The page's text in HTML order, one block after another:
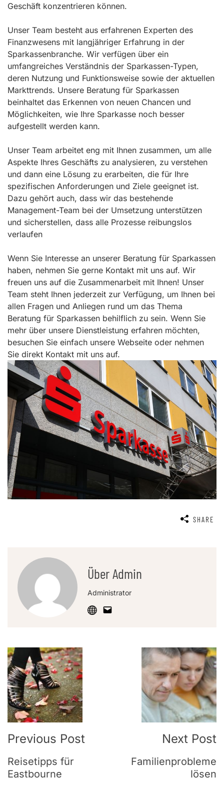
Geschäft konzentrieren können.
Unser Team besteht aus erfahrenen Experten des
Finanzwesens mit langjähriger Erfahrung in der
Sparkassenbranche. Wir verfügen über ein
umfangreiches Verständnis der Sparkassen-Typen,
deren Nutzung und Funktionsweise sowie der aktuellen
Markttrends. Unsere Beratung für Sparkassen
beinhaltet das Erkennen von neuen Chancen und
Möglichkeiten, wie Ihre Sparkasse noch besser
aufgestellt werden kann.
Unser Team arbeitet eng mit Ihnen zusammen, um alle
Aspekte Ihres Geschäfts zu analysieren, zu verstehen
und dann eine Lösung zu erarbeiten, die für Ihre
spezifischen Anforderungen und Ziele geeignet ist.
Dazu gehört auch, dass wir das bestehende
Management-Team bei der Umsetzung unterstützen
und sicherstellen, dass alle Prozesse reibungslos
verlaufen
Wenn Sie Interesse an unserer Beratung für Sparkassen
haben, nehmen Sie gerne Kontakt mit uns auf. Wir
freuen uns auf die Zusammenarbeit mit Ihnen! Unser
Team steht Ihnen jederzeit zur Verfügung, um Ihnen bei
allen Fragen und Anliegen rund um das Thema
Beratung für Sparkassen behilflich zu sein. Wenn Sie
mehr über unsere Dienstleistung erfahren möchten,
besuchen Sie einfach unsere Webseite oder nehmen
Sie direkt Kontakt mit uns auf.
SHARE
Über Admin
Administrator
Post
Navigation
Previous Post
Reisetipps für
Eastbourne
Next Post
Familienprobleme
lösen